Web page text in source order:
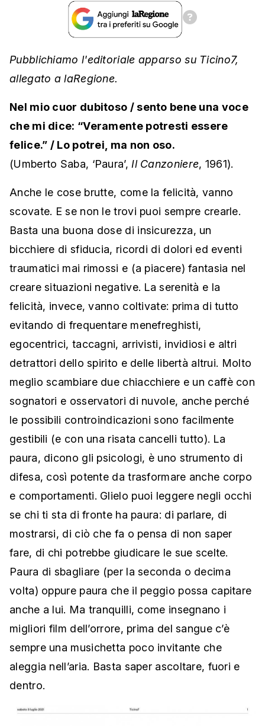
Pubblichiamo l'editoriale apparso su Ticino7,
allegato a laRegione.
Nel mio cuor dubitoso / sento bene una voce
che mi dice: “Veramente potresti essere
felice.” / Lo potrei, ma non oso.
(Umberto Saba, ‘Paura’, Il Canzoniere, 1961).
Anche le cose brutte, come la felicità, vanno
scovate. E se non le trovi puoi sempre crearle.
Basta una buona dose di insicurezza, un
bicchiere di sfiducia, ricordi di dolori ed eventi
traumatici mai rimossi e (a piacere) fantasia nel
creare situazioni negative. La serenità e la
felicità, invece, vanno coltivate: prima di tutto
evitando di frequentare menefreghisti,
egocentrici, taccagni, arrivisti, invidiosi e altri
detrattori dello spirito e delle libertà altrui. Molto
meglio scambiare due chiacchiere e un caffè con
sognatori e osservatori di nuvole, anche perché
le possibili controindicazioni sono facilmente
gestibili (e con una risata cancelli tutto). La
paura, dicono gli psicologi, è uno strumento di
difesa, così potente da trasformare anche corpo
e comportamenti. Glielo puoi leggere negli occhi
se chi ti sta di fronte ha paura: di parlare, di
mostrarsi, di ciò che fa o pensa di non saper
fare, di chi potrebbe giudicare le sue scelte.
Paura di sbagliare (per la seconda o decima
volta) oppure paura che il peggio possa capitare
anche a lui. Ma tranquilli, come insegnano i
migliori film dell’orrore, prima del sangue c’è
sempre una musichetta poco invitante che
aleggia nell’aria. Basta saper ascoltare, fuori e
dentro.